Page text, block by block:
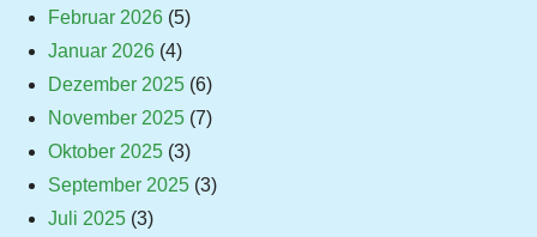
Februar 2026 (5)
Januar 2026 (4)
Dezember 2025 (6)
November 2025 (7)
Oktober 2025 (3)
September 2025 (3)
Juli 2025 (3)